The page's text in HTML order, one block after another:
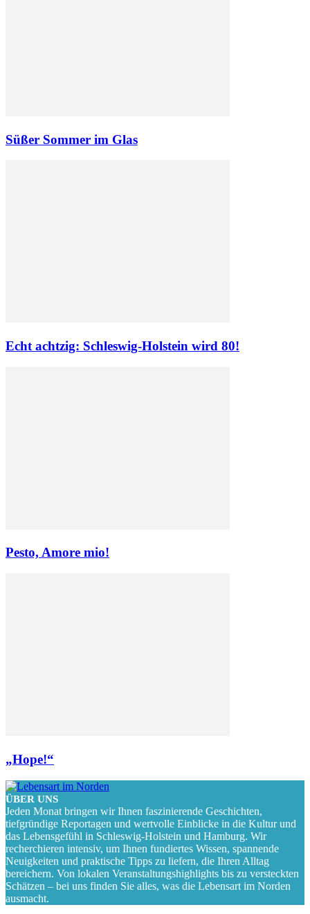
Süßer Sommer im Glas
Echt achtzig: Schleswig-Holstein wird 80!
Pesto, Amore mio!
„Hope!“
ÜBER UNS
Jeden Monat bringen wir Ihnen faszinierende Geschichten,
tiefgründige Reportagen und wertvolle Einblicke in die Kultur und
das Lebensgefühl in Schleswig-Holstein und Hamburg. Wir
recherchieren intensiv, um Ihnen fundiertes Wissen, spannende
Neuigkeiten und praktische Tipps zu liefern, die Ihren Alltag
bereichern. Von lokalen Veranstaltungshighlights bis zu versteckten
Schätzen – bei uns finden Sie alles, was die Lebensart im Norden
ausmacht.